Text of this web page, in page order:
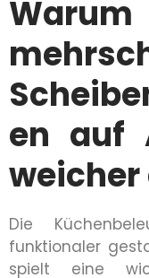
en auf
Die
funktionaler
spielt eine